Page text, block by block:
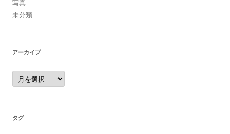
写真
未分類
アーカイブ
ア
ー
カ
タグ